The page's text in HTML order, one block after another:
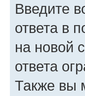
Введите
ответа в
на новой
ответа
Также вы